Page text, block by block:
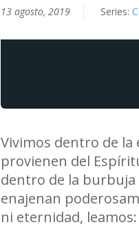
13 agosto, 2019 Series:
Vivimos dentro de la
provienen del
dentro de la burbuja
enajenan
ni eternidad, leamos: